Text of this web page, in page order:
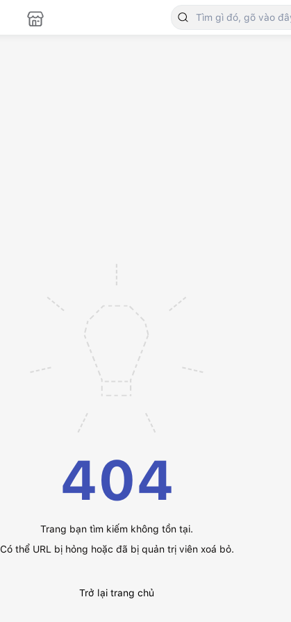
404
Trang bạn tìm kiếm không tồn tại.
Có thể URL bị hỏng hoặc đã bị quản trị viên xoá bỏ.
Trở lại trang chủ